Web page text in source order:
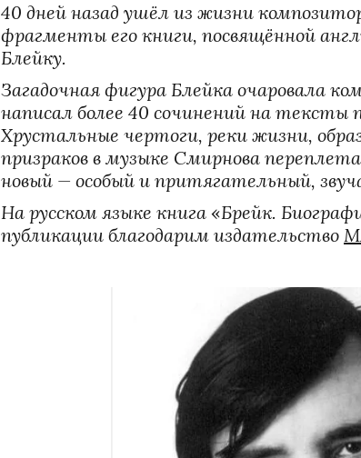
40 дней назад ушёл из жизни
фрагменты его книги, посвящённой
Блейку.
Загадочная фигура Блейка очаровала
написал более 40 сочинений на тексты
Хрустальные чертоги, реки жизни,
призраков в музыке Смирнова
новый — особый и притягательный,
На русском языке книга «Брейк.
публикации благодарим издательство